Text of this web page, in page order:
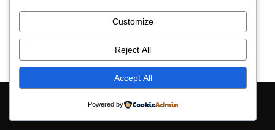
PROFESSIONS
© keltravo.com
Customize
Reject All
Accept All
Powered by